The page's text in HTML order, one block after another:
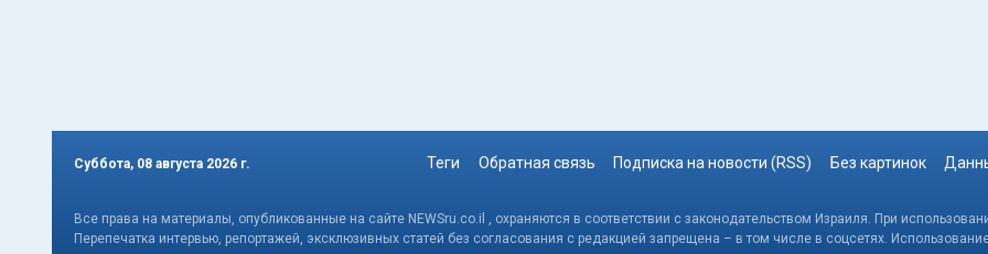
Суббота, 08 августа 2026 г. Теги Обратная связь Подписка на новости (RSS) Без картинок
Все права на материалы, опубликованные на сайте NEWSru.co.il , охраняются в соответствии с законодательством Израиля. При
Перепечатка интервью, репортажей, эксклюзивных статей без согласования с редакцией запрещена – в том числе в соцсетях.